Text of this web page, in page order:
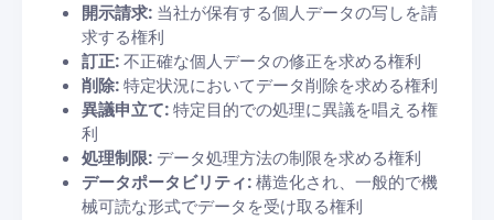
開示請求: 当社が保有する個人データの写しを請
求する権利
訂正:不正確な個人データの修正を求める権利
削除:特定状況においてデータ削除を求める権利
異議申立て:特定目的での処理に異議を唱える権
利
処理制限: データ処理方法の制限を求める権利
データポータビリティ:構造化され、一般的で機
械可読な形式でデータを受け取る権利